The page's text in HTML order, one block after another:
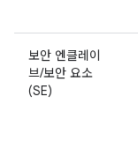
보안 엔클레이
브/보안 요소
(SE)